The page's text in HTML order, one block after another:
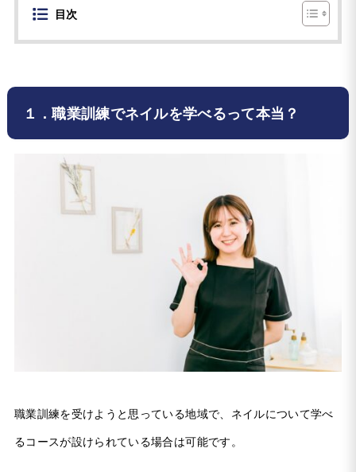
目次
１．職業訓練でネイルを学べるって本当？
職業訓練を受けようと思っている地域で、ネイルについて学べ
るコースが設けられている場合は可能です。